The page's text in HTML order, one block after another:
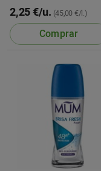
2,25 €/u. (45,00 €/l.)
Comprar